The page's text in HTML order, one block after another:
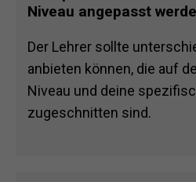
Niveau angepasst
Der Lehrer sollte
anbieten können, die auf
Niveau und deine
zugeschnitten sind.